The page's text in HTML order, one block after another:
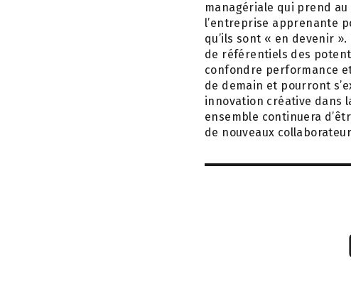
managériale qui prend
l’entreprise apprenante
qu’ils sont « en devenir
de référentiels des
confondre performance
de demain et pourront
innovation créative dans
ensemble continuera
de nouveaux